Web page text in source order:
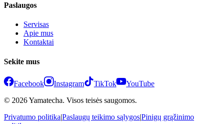
Paslaugos
Servisas
Apie mus
Kontaktai
Sekite mus
Facebook Instagram TikTok
YouTube
© 2026 Yamatecha. Visos teisės saugomos.
Privatumo politika|Paslaugų teikimo sąlygos|Pinigų grąžinimo